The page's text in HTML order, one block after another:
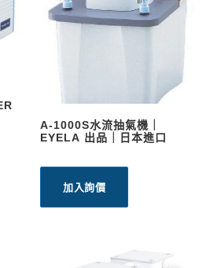
A-1000S水流抽氣機｜
EYELA 出品｜日本進口
加入詢價